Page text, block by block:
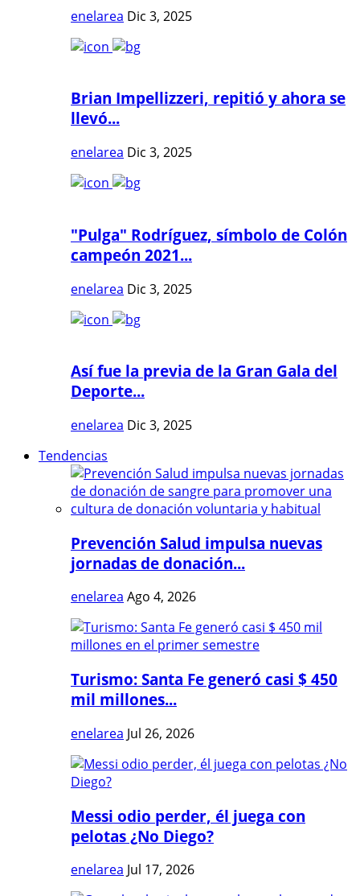
enelarea Dic 3, 2025
Brian Impellizzeri, repitió y ahora se
llevó...
enelarea Dic 3, 2025
"Pulga" Rodríguez, símbolo de Colón
campeón 2021...
enelarea Dic 3, 2025
Así fue la previa de la Gran Gala del
Deporte...
enelarea Dic 3, 2025
Tendencias
Prevención Salud impulsa nuevas
jornadas de donación...
enelarea Ago 4, 2026
Turismo: Santa Fe generó casi $ 450
mil millones...
enelarea Jul 26, 2026
Messi odio perder, él juega con
pelotas ¿No Diego?
enelarea Jul 17, 2026